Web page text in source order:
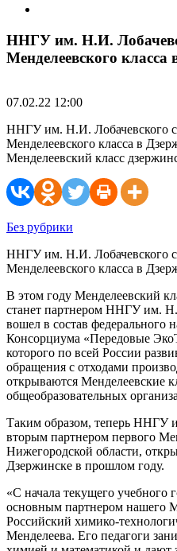
ННГУ им. Н.И.
Менделеевского класса
07.02.22 12:00
ННГУ им. Н.И. Лобачевского
Менделеевского класса в
Менделеевский класс
Без рубрики
ННГУ им. Н.И. Лобачевского
Менделеевского класса в
В этом году Менделеевский
станет партнером ННГУ им.
вошел в состав федерального
Консорциума «Передовые
которого по всей России
обращения с отходами
открываются Менделеевские
общеобразовательных
Таким образом, теперь ННГУ
вторым партнером первого
Нижегородской области,
Дзержинске в прошлом году.
«С начала текущего
основным партнером нашего
Российский химико-
Менделеева. Его педагоги